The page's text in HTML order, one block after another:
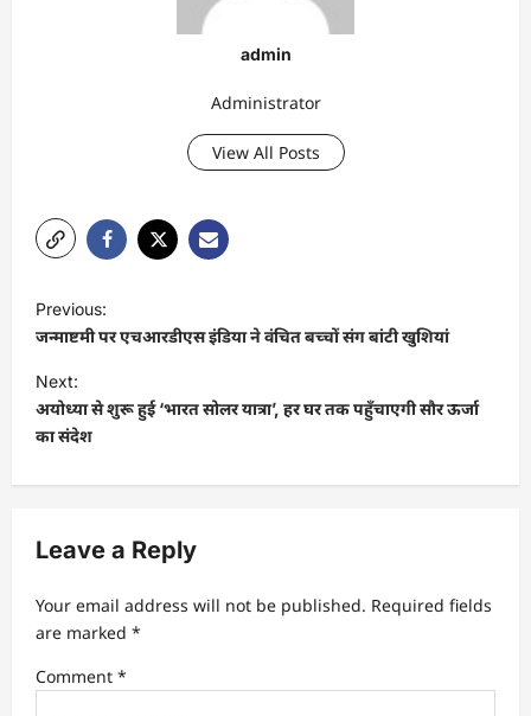
admin
Administrator
View All Posts
P
o
s
t
n
a
i
a
t
i
Previous:
जन्माष्टमी पर एचआरडीएस इंडिया ने वंचित बच्चों संग बांटी खुशियां
Next:
अयोध्या से शुरू हुई ‘भारत सोलर यात्रा’, हर घर तक पहुँचाएगी सौर ऊर्जा
का संदेश
Leave a Reply
Your email address will not be published. Required fields
are marked *
Comment *